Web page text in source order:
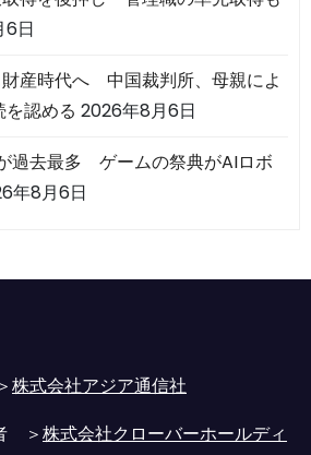
6日
産時代へ 中国裁判所、母親によ
認める 2026年8月6日
過去最多 ゲームの祭典がAIロボ
年8月6日
株式会社アジア通信社
＞株式会社クローバーホールディ